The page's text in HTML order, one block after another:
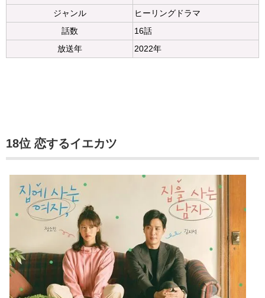
ジャンル
ヒーリングドラマ
話数
16話
放送年
2022年
18位 恋するイエカツ